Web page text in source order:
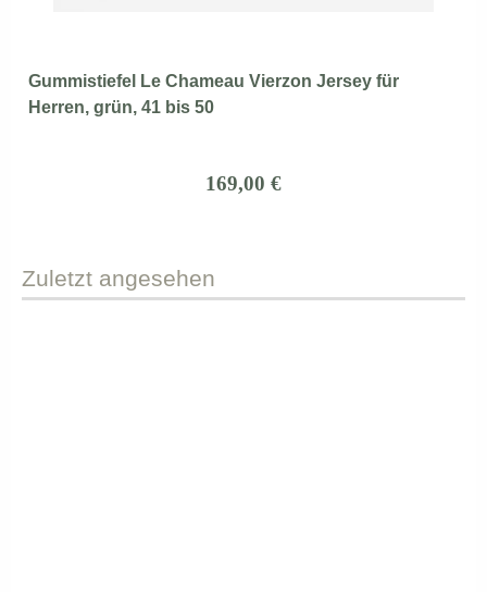
Gummistiefel Le Chameau Vierzon Jersey für
Herren, grün, 41 bis 50
169,00 €
Zuletzt angesehen